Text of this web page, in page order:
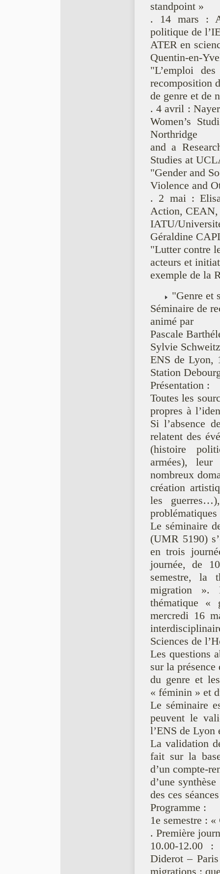
standpoint »
. 14 mars :
politique de
ATER en
Quentin-en-
"L’emploi
recomposition
de genre et de
. 4 avril :
Women’s
Northridge
and a
Studies at
"Gender and
Violence and
. 2 mai :
Action, CEAN,
IATU/
Géraldine
"Lutter contre
acteurs et
exemple de la
"Genre et
Séminaire de
animé par
Pascale
Sylvie
ENS de Lyon,
Station
Présentation :
Toutes les
propres à
Si l’absence
relatent des
(histoire
armées),
nombreux
création
les
Le séminaire
(UMR 5190)
en trois
journée, de
semestre, la
migration ».
thématique «
mercredi 16
Sciences de
Les questions
sur la
du genre et
« féminin » et
Le séminaire
peuvent le
l’ENS de
La validation
fait sur la
d’un compte-
d’une
des ces
Programme :
1e semestre :
. Première
10.00-12.00
Diderot –
migrations :